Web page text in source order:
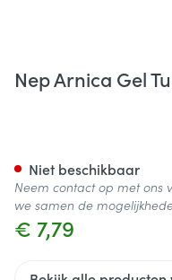
Nep Arnica Gel
€ 7,79
Niet beschikbaar
Neem contact op met ons
we samen de